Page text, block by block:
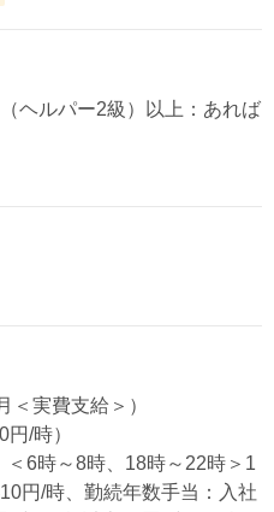
ルパー2級）以上：あれば
＜実費支給＞）
/時）
6時～8時、18時～22時＞1
円/時、勤続年数手当：入社